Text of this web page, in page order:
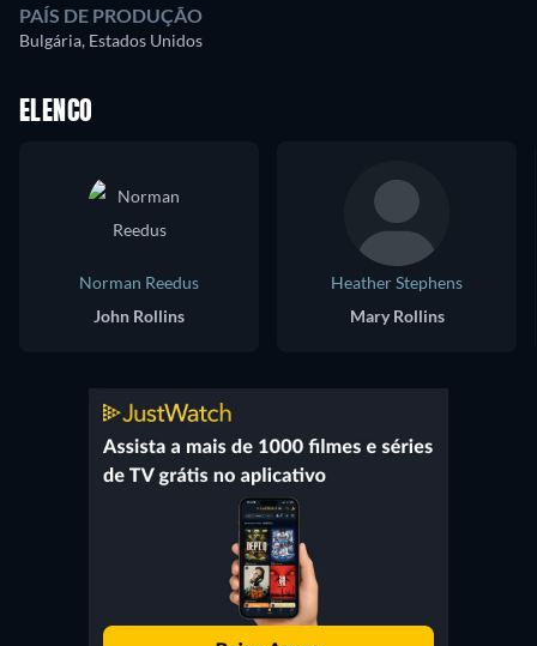
PAÍS DE PRODUÇÃO
Bulgária, Estados Unidos
ELENCO
Norman Reedus
John Rollins
Heather Stephens
Mary Rollins